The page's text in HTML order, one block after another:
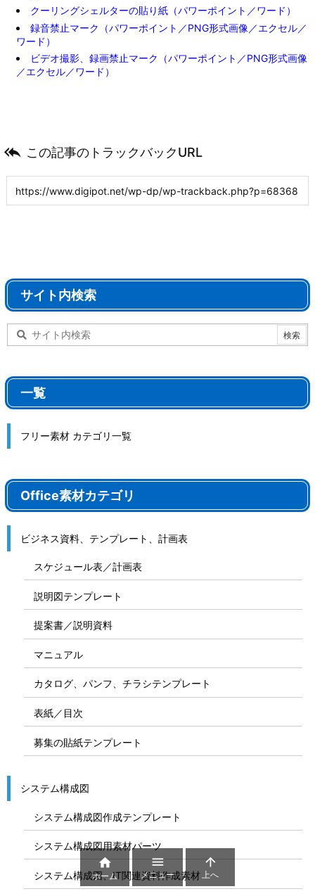
クーリングシェルターの貼り紙（パワーポイント／ワード）
録音禁止マーク（パワーポイント／PNG形式画像／エクセル／
ワード）
ビデオ撮影、録画禁止マーク（パワーポイント／PNG形式画像
／エクセル／ワード）
 この記事のトラックバックURL
サイト内検索
一覧
フリー素材 カテゴリ一覧
Office素材カテゴリ
ビジネス資料、テンプレート、計画表
スケジュール表／計画表
説明図テンプレート
提案書／説明資料
マニュアル
カタログ、パンフ、チラシテンプレート
表紙／目次
募集の貼紙テンプレート
システム構成図
システム構成図作成テンプレート
システム構成図用素材パーツ
システム構成図、IT関連資料作成素材

ホーム

メニュー

上へ